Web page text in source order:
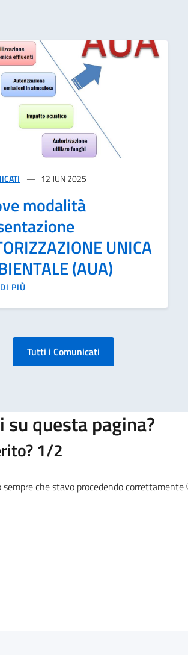
12 JUN 2025
modalità
UNICA
(AUA)
PIÙ
Tutti i Comunicati
questa pagina?
1/2
sempre che stavo procedendo correttamente